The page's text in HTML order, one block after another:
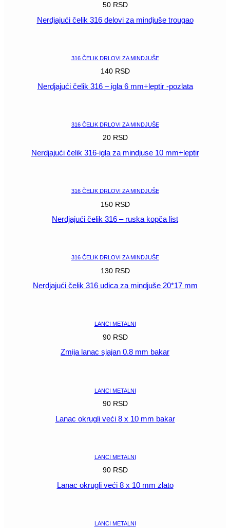
50 RSD
Nerdjajući čelik 316 delovi za mindjuše trougao
316 ČELIK DRLOVI ZA MINDJUŠE
140 RSD
Nerdjajući čelik 316 – igla 6 mm+leptir -pozlata
316 ČELIK DRLOVI ZA MINDJUŠE
20 RSD
Nerdjajući čelik 316-igla za mindjuse 10 mm+leptir
316 ČELIK DRLOVI ZA MINDJUŠE
150 RSD
Nerdjajući čelik 316 – ruska kopča list
316 ČELIK DRLOVI ZA MINDJUŠE
130 RSD
Nerdjajući čelik 316 udica za mindjuše 20*17 mm
LANCI METALNI
90 RSD
Zmija lanac sjajan 0.8 mm bakar
LANCI METALNI
90 RSD
Lanac okrugli veći 8 x 10 mm bakar
LANCI METALNI
90 RSD
Lanac okrugli veći 8 x 10 mm zlato
LANCI METALNI